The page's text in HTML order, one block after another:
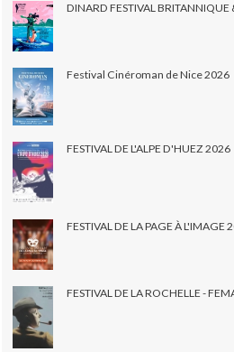
DINARD FESTIVAL
Festival Cinéroman de Nice 2026
FESTIVAL DE L'ALPE D'HUEZ 2026
FESTIVAL DE LA PAGE À L'IMAGE
FESTIVAL DE LA ROCHELLE -